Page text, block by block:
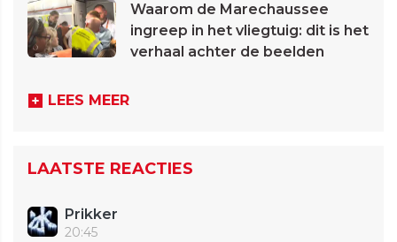
Waarom de Marechaussee
ingreep in het vliegtuig: dit is het
verhaal achter de beelden
LEES MEER
LAATSTE REACTIES
Prikker
20:45